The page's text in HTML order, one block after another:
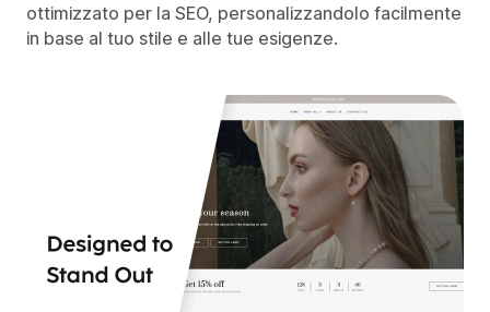
ottimizzato per la SEO, personalizzandolo facilmente
in base al tuo stile e alle tue esigenze.